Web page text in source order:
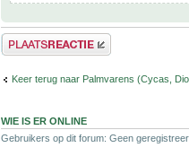
Plaats een reactie
Keer terug naar Palmvarens (Cycas,
WIE IS ER ONLINE
Gebruikers op dit forum: Geen